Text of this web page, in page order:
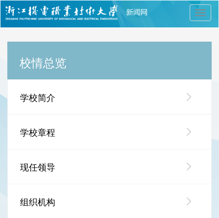
切
换
航
校情总览
学校简介
学校章程
现任领导
组织机构